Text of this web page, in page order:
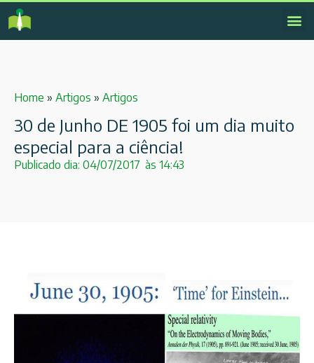
Home » Artigos » Artigos
30 de Junho DE 1905 foi um dia muito
especial para a ciência!
Publicado dia: 04/07/2017 às 14:43